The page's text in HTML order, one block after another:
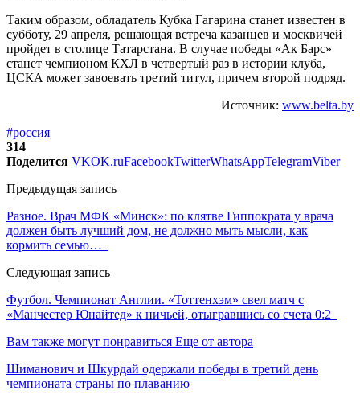
Таким образом, обладатель Кубка Гагарина станет известен в
субботу, 29 апреля, решающая встреча казанцев и москвичей
пройдет в столице Татарстана. В случае победы «Ак Барс»
станет чемпионом КХЛ в четвертый раз в истории клуба,
ЦСКА может завоевать третий титул, причем второй подряд.
Источник: www.belta.by
#россия
314
Поделится VKOK.ruFacebookTwitterWhatsAppTelegramViber
Предыдущая запись
Разное. Врач МФК «Минск»: по клятве Гиппократа у врача
должен быть лучший дом, не должно мыть мысли, как
кормить семью…
Следующая запись
Футбол. Чемпионат Англии. «Тоттенхэм» свел матч с
«Манчестер Юнайтед» к ничьей, отыгравшись со счета 0:2
Вам также могут понравиться Еще от автора
Шиманович и Шкурдай одержали победы в третий день
чемпионата страны по плаванию